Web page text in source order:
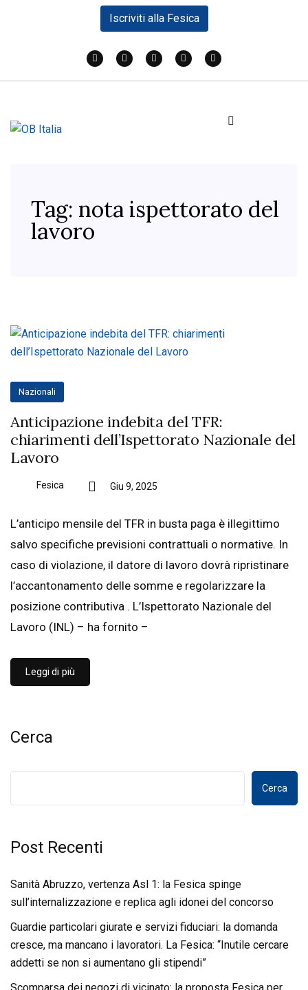
Iscriviti alla Fesica
Tag: nota ispettorato del
lavoro
Nazionali
Anticipazione indebita del TFR:
chiarimenti dell’Ispettorato Nazionale del
Lavoro
Fesica Giu 9, 2025
L’anticipo mensile del TFR in busta paga è illegittimo
salvo specifiche previsioni contrattuali o normative. In
caso di violazione, il datore di lavoro dovrà ripristinare
l’accantonamento delle somme e regolarizzare la
posizione contributiva . L’Ispettorato Nazionale del
Lavoro (INL) – ha fornito –
Leggi di più
Cerca
Cerca
Post Recenti
Sanità Abruzzo, vertenza Asl 1: la Fesica spinge
sull’internalizzazione e replica agli idonei del concorso
Guardie particolari giurate e servizi fiduciari: la domanda
cresce, ma mancano i lavoratori. La Fesica: “Inutile cercare
addetti se non si aumentano gli stipendi”